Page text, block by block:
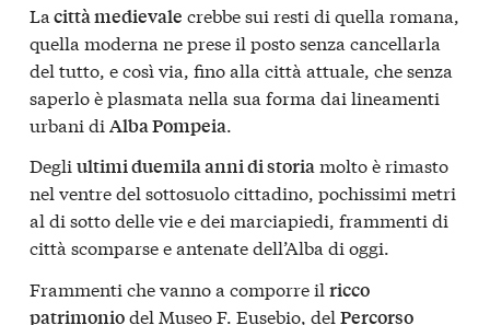
La città medievale crebbe sui resti di quella romana,
quella moderna ne prese il posto senza cancellarla
del tutto, e così via, fino alla città attuale, che senza
saperlo è plasmata nella sua forma dai lineamenti
urbani di Alba Pompeia
Degli ultimi duemila anni di storiamolto è rimasto
nel ventre del sottosuolo cittadino, pochissimi metri
al di sotto delle vie e dei marciapiedi, frammenti di
città scomparse e antenate dell’Alba di oggi.
Frammenti che vanno a comporre il ricco
patrimoniodel Museo F. Eusebio, del Percorso